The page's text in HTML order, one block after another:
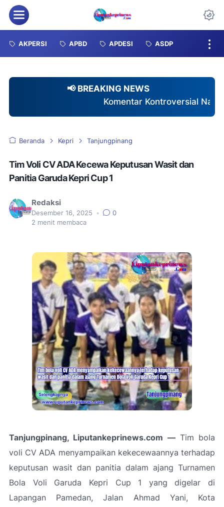
Menu
AKPERSI APBD APDESI ASDP
📢 BREAKING NEWS
Komentar Kontroversial Nakes Terhadap Pasien
Beranda Kepri Tanjungpinang
Tim Voli CV ADA Kecewa Keputusan Wasit dan
Panitia Garuda Kepri Cup 1
Redaksi
Desember 16, 2025 •
0
2 menit membaca
Tanjungpinang, Liputankeprinews.com —Tim bola
voli CV ADA menyampaikan kekecewaannya terhadap
keputusan wasit dan panitia dalam ajang Turnamen
Bola Voli Garuda Kepri Cup 1 yang digelar di
Lapangan Pamedan, Jalan Ahmad Yani, Kota